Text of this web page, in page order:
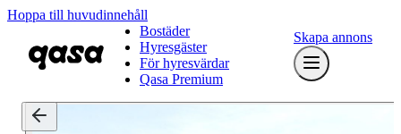
Hoppa till huvudinnehåll
Bostäder
Hyresgäster
För hyresvärdar
Qasa Premium
Skapa annons